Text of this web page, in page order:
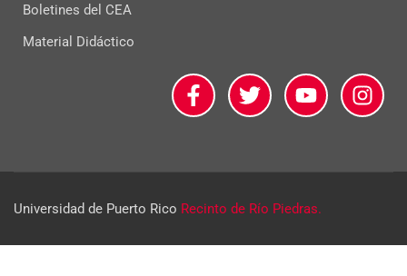
Boletines del CEA
Material Didáctico
Universidad de Puerto Rico Recinto de Río Piedras.